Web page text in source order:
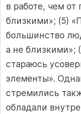
в работе, чем
близ­кими»; (5)
большинство
а не близкими»;
стараюсь
элементы».
стремились
обладали